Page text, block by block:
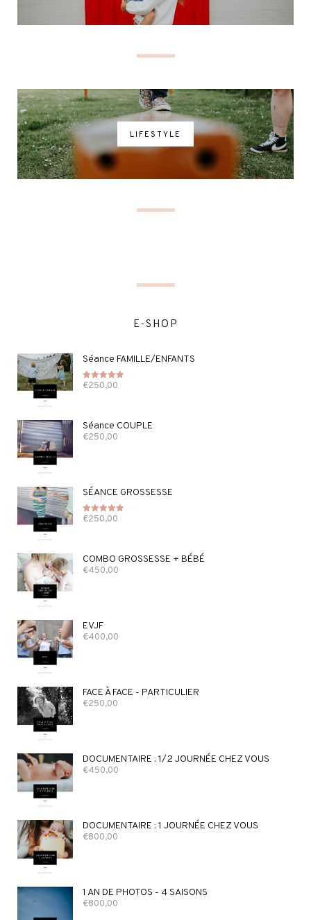
LIFESTYLE
E-SHOP
Séance FAMILLE/ENFANTS
Note5.00
€250,00
Séance COUPLE
€250,00
SÉANCE GROSSESSE
Note5.00
€250,00
COMBO GROSSESSE + BÉBÉ
€450,00
EVJF
€400,00
FACE À FACE - PARTICULIER
€250,00
DOCUMENTAIRE : 1/2 JOURNÉE CHEZ VOUS
€450,00
DOCUMENTAIRE : 1 JOURNÉE CHEZ VOUS
€800,00
1 AN DE PHOTOS - 4 SAISONS
€800,00